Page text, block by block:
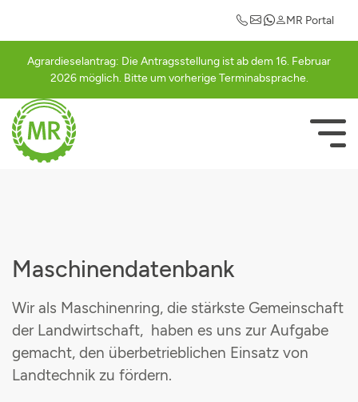
MR Portal
Agrardieselantrag: Die Antragsstellung ist ab dem 16. Februar
2026 möglich. Bitte um vorherige Terminabsprache.
Maschinendatenbank
Wir als Maschinenring, die stärkste Gemeinschaft
der Landwirtschaft, haben es uns zur Aufgabe
gemacht, den überbetrieblichen Einsatz von
Landtechnik zu fördern.
Ansprechpartner
Abrechnungssätze
Mitglied werden
Agrarterminkalender
MR-Portal
Abrechnung
Ackerschlagkartei
Agrardieselantrag
Düngeberatung
Elektroprüfung
Maschinengemeinschaften
Maschinenvermittlung
Güllegemeinschaft Cham
Güllegemeinschaft Schwarzachtal
Häckslergemeinschaft Cham
Cultanausbringgemeinschaft
Grasdurchsähgemeinschaft
Grünlandpflegegemeinschaft
Auto
Betriebsausstattung
Strom
Registrierung
Bestätigungsseite